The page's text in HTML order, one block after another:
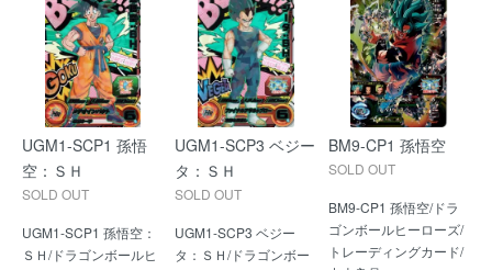
UGM1-SCP1 孫悟
空：ＳＨ
SOLD OUT
UGM1-SCP1 孫悟空：
ＳＨ/ドラゴンボールヒ
UGM1-SCP3 ベジー
タ：ＳＨ
SOLD OUT
UGM1-SCP3 ベジー
タ：ＳＨ/ドラゴンボー
BM9-CP1 孫悟空
SOLD OUT
BM9-CP1 孫悟空/ドラ
ゴンボールヒーローズ/
トレーディングカード/